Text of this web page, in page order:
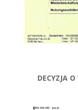
DECYZJA